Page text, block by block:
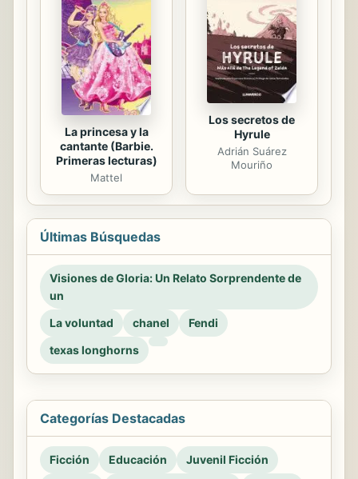
La princesa y la
cantante (Barbie.
Primeras lecturas)
Mattel
Los secretos de
Hyrule
Adrián Suárez
Mouriño
Últimas Búsquedas
Visiones de Gloria: Un Relato Sorprendente de
un
La voluntad
chanel
Fendi
texas longhorns
Categorías Destacadas
Ficción Educación
Juvenil Ficción